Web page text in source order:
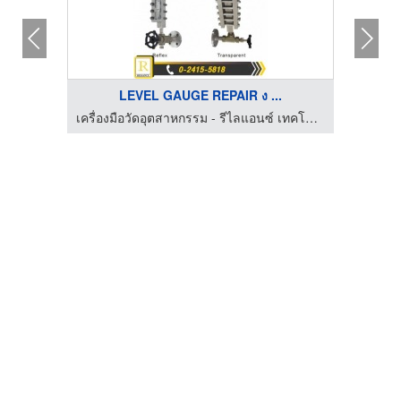
LEVEL GAUGE REPAIR ง ...
เครื่องมือวัดอุตสาหกรรม - รีไลแอนซ์ เทคโนโลยี แอนด์ เซอร์วิส